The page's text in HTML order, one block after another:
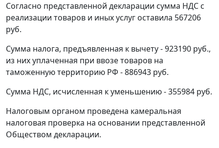
Согласно представленной декларации сумма НДС с
реализации товаров и иных услуг оставила 567206
руб.
Сумма налога, предъявленная к вычету - 923190 руб.,
из них уплаченная при ввозе товаров на
таможенную территорию РФ - 886943 руб.
Сумма НДС, исчисленная к уменьшению - 355984 руб.
Налоговым органом проведена камеральная
налоговая проверка на основании представленной
Обществом декларации.